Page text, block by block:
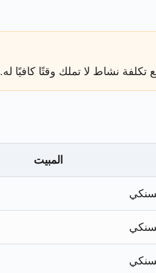
نشاط لا تملك وقتًا كافيًا له.
المبيت